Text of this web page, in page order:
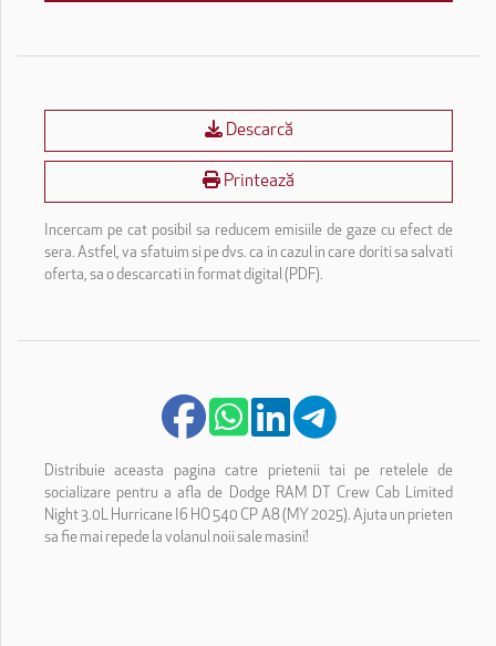
Descarcă
Printează
Incercam pe cat posibil sa reducem emisiile de gaze cu efect de
sera. Astfel, va sfatuim si pe dvs. ca in cazul in care doriti sa salvati
oferta, sa o descarcati in format digital (PDF).
Distribuie aceasta pagina catre prietenii tai pe retelele de
socializare pentru a afla de Dodge RAM DT Crew Cab Limited
Night 3.0L Hurricane I6 HO 540 CP A8 (MY 2025). Ajuta un prieten
sa fie mai repede la volanul noii sale masini!